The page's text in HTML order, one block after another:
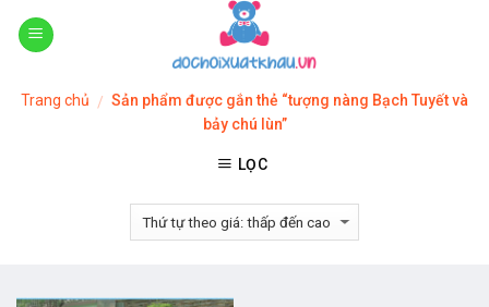
Skip
Trang chủ / Sản phẩm được gắn thẻ “tượng nàng Bạch Tuyết và
bảy chú lùn”
LỌC